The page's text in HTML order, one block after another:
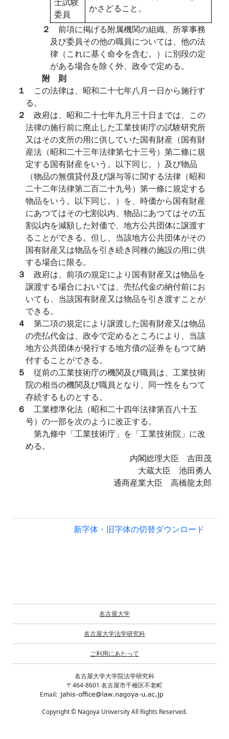
委員
かさどること。
２ 前項に掲げる附属機関の組織、所掌事務
及び委員その他の職員については、他の法
律（これに基く命令を含む。）に別段の定
がある場合を除く外、政令で定める。
附 則
１ この法律は、昭和二十七年八月一日から施行す
る。
２ 政府は、昭和二十七年九月三十日までは、この
法律の施行前に廃止した工業技術庁の試験研究所
又はその支所の用に供していた国有財産（国有財
産法（昭和二十三年法律第七十三号）第二條に規
定する国有財産をいう。以下同じ。）及び物品
（物品の無償貸付及び譲与等に関する法律（昭和
二十二年法律第二百二十九号）第一條に規定する
物品をいう。以下同じ。）を、時価から国有財産
にあつてはその七割以内、物品にあつてはその五
割以内を減額した対価で、地方公共団体に譲渡す
ることができる。但し、当該地方公共団体がその
国有財産又は物品を引き続き同種の施設の用に供
する場合に限る。
３ 政府は、前項の規定により国有財産又は物品を
譲渡する場合においては、売払代金の納付前にお
いても、当該国有財産又は物品を引き渡すことが
できる。
４ 第二項の規定により譲渡した国有財産又は物品
の売払代金は、政令で定めるところにより、当該
地方公共団体が発行する地方債の証券をもつて納
付することができる。
５ 従前の工業技術庁の機関及び職員は、工業技術
院の相当の機関及び職員となり、同一性をもつて
存続するものとする。
６ 工業標準化法（昭和二十四年法律第百八十五
号）の一部を次のように改正する。
第九條中「工業技術庁」を「工業技術院」に改
める。
内閣総理大臣 吉田茂
大蔵大臣 池田勇人
通商産業大臣 高橋龍太郎
新字体・旧字体の切替ダウンロード
名古屋大学
名古屋大学法学研究科
ご利用にあたって
名古屋大学大学院法学研究科
〒464-8601 名古屋市千種区不老町
Email:
Copyright © Nagoya University All Rights Reserved.